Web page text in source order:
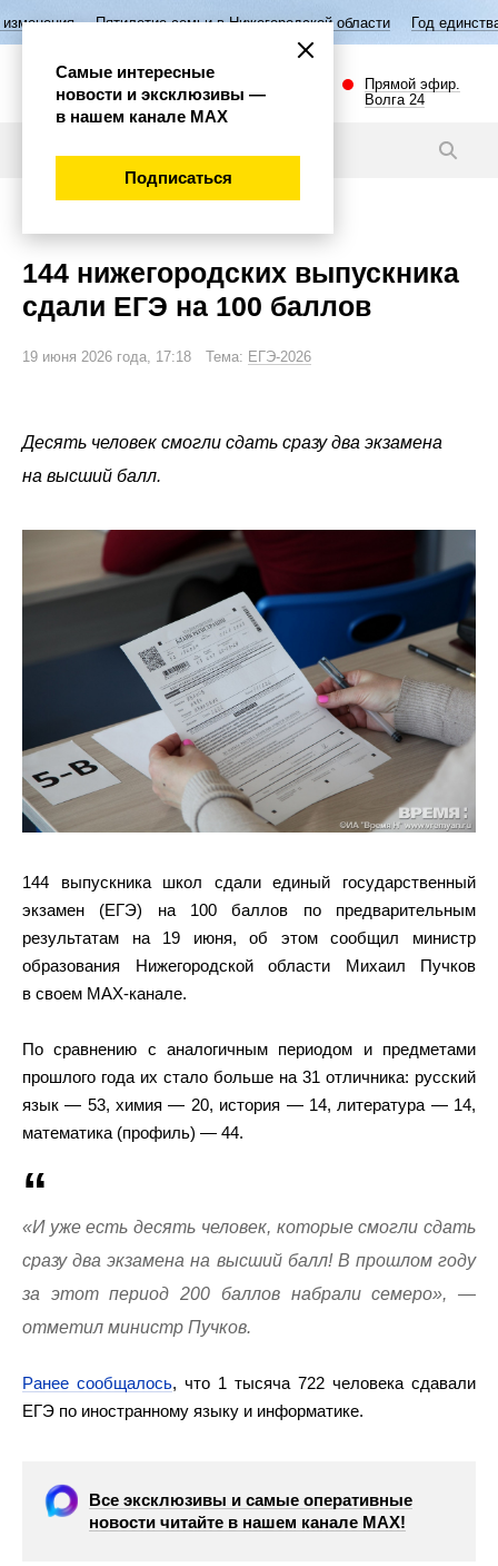
Пятилетие семьи в Нижегородской области Год единства народов
Прямой эфир.
Волга 24
144 нижегородских выпускника
сдали ЕГЭ на 100 баллов
19 июня 2026 года, 17:18 Тема: ЕГЭ-2026
Десять человек смогли сдать сразу два экзамена
на высший балл.
144 выпускника школ сдали единый государственный
экзамен (ЕГЭ) на 100 баллов по предварительным
результатам на 19 июня, об этом сообщил министр
образования Нижегородской области Михаил Пучков
в своем MAX-канале.
По сравнению с аналогичным периодом и предметами
прошлого года их стало больше на 31 отличника: русский
язык — 53, химия — 20, история — 14, литература — 14,
математика (профиль) — 44.
«И уже есть десять человек, которые смогли сдать
сразу два экзамена на высший балл! В прошлом году
за этот период 200 баллов набрали семеро», —
отметил министр Пучков.
Ранее сообщалось, что 1 тысяча 722 человека сдавали
ЕГЭ по иностранному языку и информатике.
Все эксклюзивы и самые оперативные
новости читайте в нашем канале МАХ!
Самые интересные
новости и эксклюзивы —
в нашем канале МАХ
Подписаться